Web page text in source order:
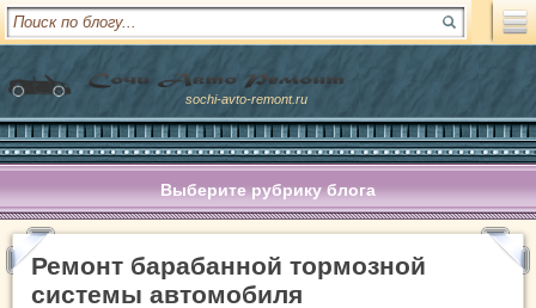
sochi-avto-remont.ru
Выберите рубрику блога
Ремонт барабанной тормозной
системы автомобиля